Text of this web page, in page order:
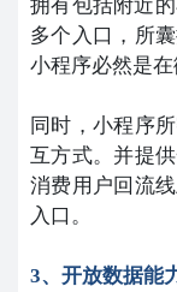
拥有包括附近
多个入口，所
小程序必然是在
同时，小程序
互方式。并提
消费用户回流
入口。
3、开放数据能